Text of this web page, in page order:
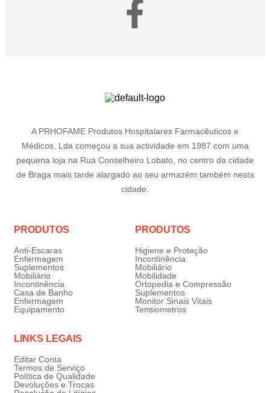
A PRHOFAME Produtos Hospitalares Farmacêuticos e
Médicos, Lda começou a sua actividade em 1987 com uma
pequena loja na Rua Conselheiro Lobato, no centro da cidade
de Braga mais tarde alargado ao seu armazém também nesta
cidade.
PRODUTOS
Anti-Escaras
Enfermagem
Suplementos
Mobiliário
Incontinência
Casa de Banho
Enfermagem
Equipamento
PRODUTOS
Higiene e Proteção
Incontinência
Mobiliário
Mobilidade
Ortopedia e Compressão
Suplementos
Monitor Sinais Vitais
Tensiometros
LINKS LEGAIS
Editar Conta
Termos de Serviço
Política de Qualidade
Devoluções e Trocas